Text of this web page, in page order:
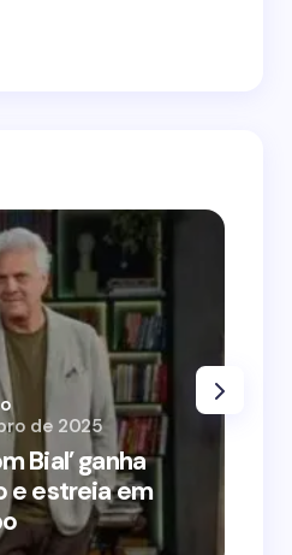
Bial’ ganha
e estreia em
de 2025